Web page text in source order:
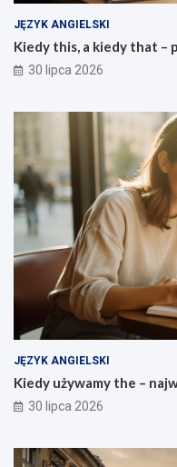
JĘZYK ANGIELSKI
Kiedy this, a kiedy that –
30 lipca 2026
JĘZYK ANGIELSKI
Kiedy używamy the –
30 lipca 2026